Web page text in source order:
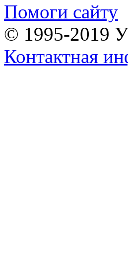
Помоги сайту
© 1995-2019
Контактная